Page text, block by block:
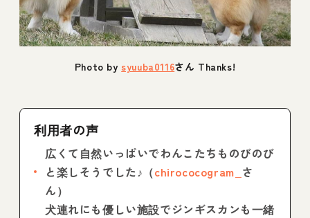
Photo by syuuba0116さん Thanks!
利用者の声
広くて自然いっぱいでわんこたちものびのび
と楽しそうでした♪（chirococogram_ さ
ん）
犬連れにも優しい施設でジンギスカンも一緒